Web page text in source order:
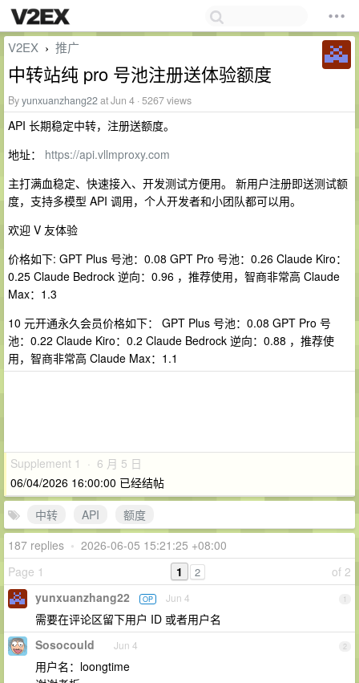
V2EX › 推广
中转站纯 pro 号池注册送体验额度
Byyunxuanzhang22at Jun 4 · 5267 views
API 长期稳定中转，注册送额度。
地址： https://api.vllmproxy.com
主打满血稳定、快速接入、开发测试方便用。 新用户注册即送测试额
度，支持多模型 API 调用，个人开发者和小团队都可以用。
欢迎 V 友体验
价格如下: GPT Plus 号池：0.08 GPT Pro 号池：0.26 Claude Kiro：
0.25 Claude Bedrock 逆向：0.96 ，推荐使用，智商非常高 Claude
Max：1.3
10 元开通永久会员价格如下： GPT Plus 号池：0.08 GPT Pro 号
池：0.22 Claude Kiro：0.2 Claude Bedrock 逆向：0.88 ，推荐使
用，智商非常高 Claude Max：1.1
Supplement 1 · 6 月 5 日
06/04/2026 16:00:00 已经结帖
中转
API
额度
187 replies • 2026-06-05 15:21:25 +08:00
Page 1
of 2
1 2
1
yunxuanzhang22 OP Jun 4
需要在评论区留下用户 ID 或者用户名
2
Sosocould Jun 4
用户名：loongtime